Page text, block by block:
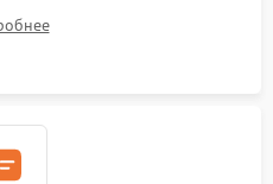
Предварительная